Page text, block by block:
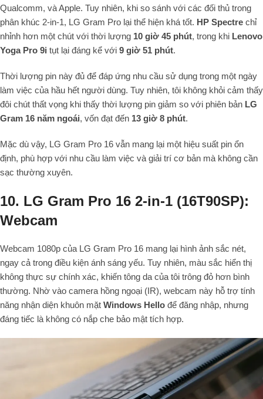
Qualcomm, và Apple. Tuy nhiên, khi so sánh với các đối thủ trong
phân khúc 2-in-1, LG Gram Pro lại thể hiện khá tốt. HP Spectre chỉ
nhỉnh hơn một chút với thời lượng 10 giờ 45 phút, trong khi Lenovo
Yoga Pro 9i tụt lại đáng kể với 9 giờ 51 phút.
Thời lượng pin này đủ để đáp ứng nhu cầu sử dụng trong một ngày
làm việc của hầu hết người dùng. Tuy nhiên, tôi không khỏi cảm thấy
đôi chút thất vọng khi thấy thời lượng pin giảm so với phiên bản LG
Gram 16 năm ngoái, vốn đạt đến 13 giờ 8 phút.
Mặc dù vậy, LG Gram Pro 16 vẫn mang lại một hiệu suất pin ổn
định, phù hợp với nhu cầu làm việc và giải trí cơ bản mà không cần
sạc thường xuyên.
10. LG Gram Pro 16 2-in-1 (16T90SP):
Webcam
Webcam 1080p của LG Gram Pro 16 mang lại hình ảnh sắc nét,
ngay cả trong điều kiện ánh sáng yếu. Tuy nhiên, màu sắc hiển thị
không thực sự chính xác, khiến tông da của tôi trông đỏ hơn bình
thường. Nhờ vào camera hồng ngoại (IR), webcam này hỗ trợ tính
năng nhận diện khuôn mặt Windows Hello để đăng nhập, nhưng
đáng tiếc là không có nắp che bảo mật tích hợp.